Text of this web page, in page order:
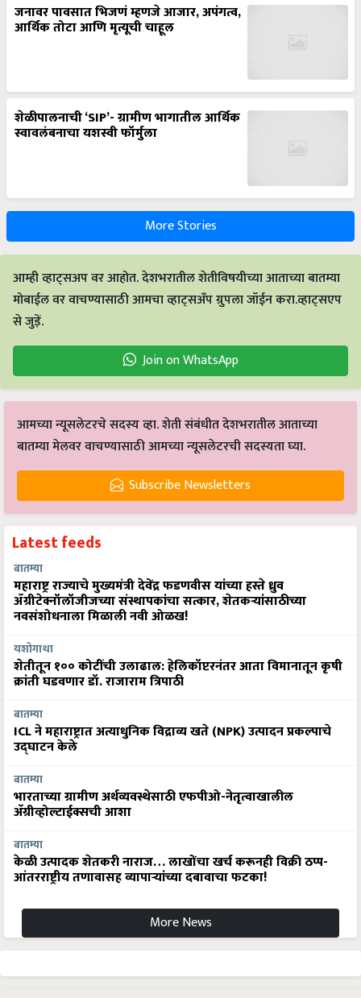
जनावर पावसात भिजणं म्हणजे आजार, अपंगत्व,
आर्थिक तोटा आणि मृत्यूची चाहूल
शेळीपालनाची ‘SIP’- ग्रामीण भागातील आर्थिक
स्वावलंबनाचा यशस्वी फॉर्मुला
More Stories
आम्ही व्हाट्सअप वर आहोत. देशभरातील शेतीविषयीच्या आताच्या बातम्या
मोबाईल वर वाचण्यासाठी आमचा व्हाट्सअँप ग्रुपला जॉईन करा.व्हाट्सएप
से जुड़ें.
Join on WhatsApp
आमच्या न्यूसलेटरचे सदस्य व्हा. शेती संबंधीत देशभरातील आताच्या
बातम्या मेलवर वाचण्यासाठी आमच्या न्यूसलेटरची सदस्यता घ्या.
Subscribe Newsletters
Latest feeds
बातम्या
महाराष्ट्र राज्याचे मुख्यमंत्री देवेंद्र फडणवीस यांच्या हस्ते ध्रुव
ॲग्रीटेक्नॉलॉजीजच्या संस्थापकांचा सत्कार, शेतकऱ्यांसाठीच्या
नवसंशोधनाला मिळाली नवी ओळख!
यशोगाथा
शेतीतून १०० कोटींची उलाढाल: हेलिकॉप्टरनंतर आता विमानातून कृषी
क्रांती घडवणार डॉ. राजाराम त्रिपाठी
बातम्या
ICL ने महाराष्ट्रात अत्याधुनिक विद्राव्य खते (NPK) उत्पादन प्रकल्पाचे
उद्घाटन केले
बातम्या
भारताच्या ग्रामीण अर्थव्यवस्थेसाठी एफपीओ-नेतृत्वाखालील
अ‍ॅग्रीव्होल्टाईक्सची आशा
बातम्या
केळी उत्पादक शेतकरी नाराज… लाखोंचा खर्च करूनही विक्री ठप्प-
आंतरराष्ट्रीय तणावासह व्यापाऱ्यांच्या दबावाचा फटका!
More News